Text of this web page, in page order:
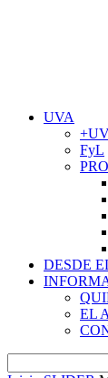
UVA
FyL
DESDE
EL